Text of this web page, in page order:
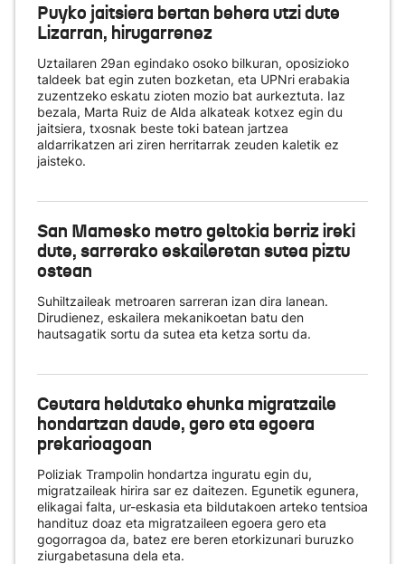
Puyko jaitsiera bertan behera utzi dute
Lizarran, hirugarrenez
Uztailaren 29an egindako osoko bilkuran, oposizioko
taldeek bat egin zuten bozketan, eta UPNri erabakia
zuzentzeko eskatu zioten mozio bat aurkeztuta. Iaz
bezala, Marta Ruiz de Alda alkateak kotxez egin du
jaitsiera, txosnak beste toki batean jartzea
aldarrikatzen ari ziren herritarrak zeuden kaletik ez
jaisteko.
San Mamesko metro geltokia berriz ireki
dute, sarrerako eskaileretan sutea piztu
ostean
Suhiltzaileak metroaren sarreran izan dira lanean.
Dirudienez, eskailera mekanikoetan batu den
hautsagatik sortu da sutea eta ketza sortu da.
Ceutara heldutako ehunka migratzaile
hondartzan daude, gero eta egoera
prekarioagoan
Poliziak Trampolin hondartza inguratu egin du,
migratzaileak hirira sar ez daitezen. Egunetik egunera,
elikagai falta, ur-eskasia eta bildutakoen arteko tentsioa
handituz doaz eta migratzaileen egoera gero eta
gogorragoa da, batez ere beren etorkizunari buruzko
ziurgabetasuna dela eta.